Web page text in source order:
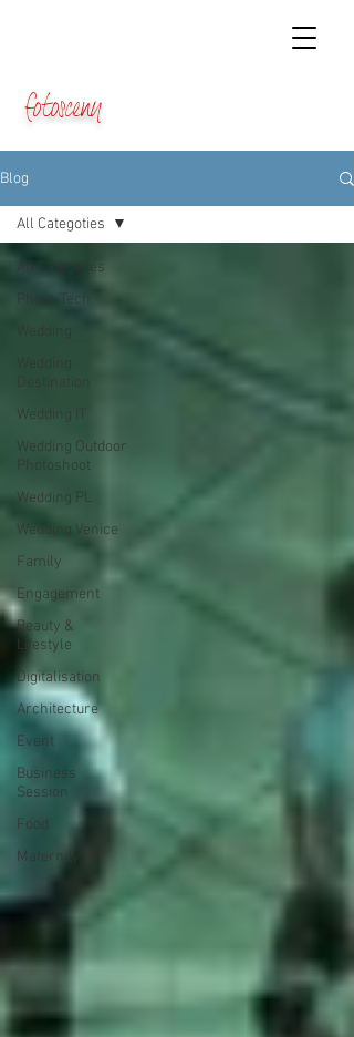
fotosceny
Blog
All Categoties
Photo-Tech
Wedding
Wedding
Destination
Wedding IT
Wedding Outdoor
Photoshoot
Wedding PL
Wedding Venice
Family
Engagement
Beauty &
Lifestyle
Digitalisation
Architecture
Event
Business
Session
Food
Maternity
All Categoties